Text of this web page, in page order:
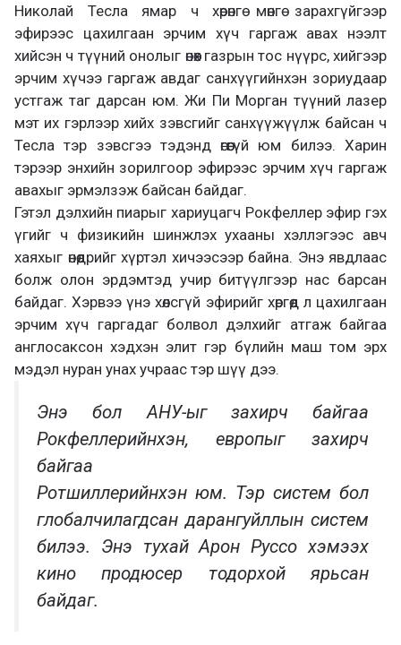
Николай Тесла ямар ч хөрөнгө мөнгө зарахгүйгээр
эфирээс цахилгаан эрчим хүч гаргаж авах нээлт
хийсэн ч түүний онолыг өнөөх газрын тос нүүрс, хийгээр
эрчим хүчээ гаргаж авдаг санхүүгийнхэн зориудаар
устгаж таг дарсан юм. Жи Пи Морган түүний лазер
мэт их гэрлээр хийх зэвсгийг санхүүжүүлж байсан ч
Тесла тэр зэвсгээ тэдэнд өгөөгүй юм билээ. Харин
тэрээр энхийн зорилгоор эфирээс эрчим хүч гаргаж
авахыг эрмэлзэж байсан байдаг.
Гэтэл дэлхийн пиарыг хариуцагч Рокфеллер эфир гэх
үгийг ч физикийн шинжлэх ухааны хэллэгээс авч
хаяхыг өнөөдрийг хүртэл хичээсээр байна. Энэ явдлаас
болж олон эрдэмтэд учир битүүлгээр нас барсан
байдаг. Хэрвээ үнэ хөлсгүй эфирийг хөргөөд л цахилгаан
эрчим хүч гаргадаг болвол дэлхийг атгаж байгаа
англосаксон хэдхэн элит гэр бүлийн маш том эрх
мэдэл нуран унах учраас тэр шүү дээ.
Энэ бол АНУ-ыг захирч байгаа
Рокфеллерийнхэн, европыг захирч
байгаа
Ротшиллерийнхэн юм. Тэр систем бол
глобалчилагдсан дарангуйллын систем
билээ. Энэ тухай Арон Руссо хэмээх
кино продюсер тодорхой ярьсан
байдаг.